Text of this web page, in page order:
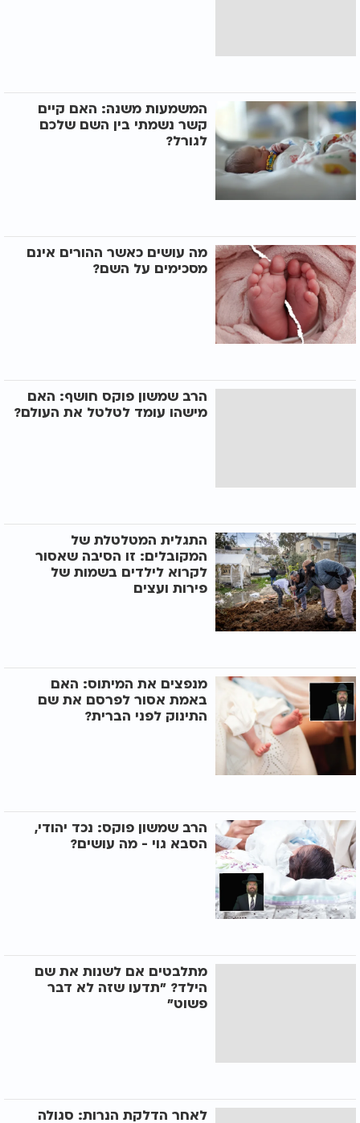
המשמעות משנה: האם קיים
קשר נשמתי בין השם שלכם
לגורל?
מה עושים כאשר ההורים אינם
מסכימים על השם?
הרב שמשון פוקס חושף: האם
מישהו עומד לטלטל את העולם?
התגלית המטלטלת של
המקובלים: זו הסיבה שאסור
לקרוא לילדים בשמות של
פירות ועצים
מנפצים את המיתוס: האם
באמת אסור לפרסם את שם
התינוק לפני הברית?
הרב שמשון פוקס: נכד יהודי,
הסבא גוי - מה עושים?
מתלבטים אם לשנות את שם
הילד? "תדעו שזה לא דבר
פשוט"
לאחר הדלקת הנרות: סגולה